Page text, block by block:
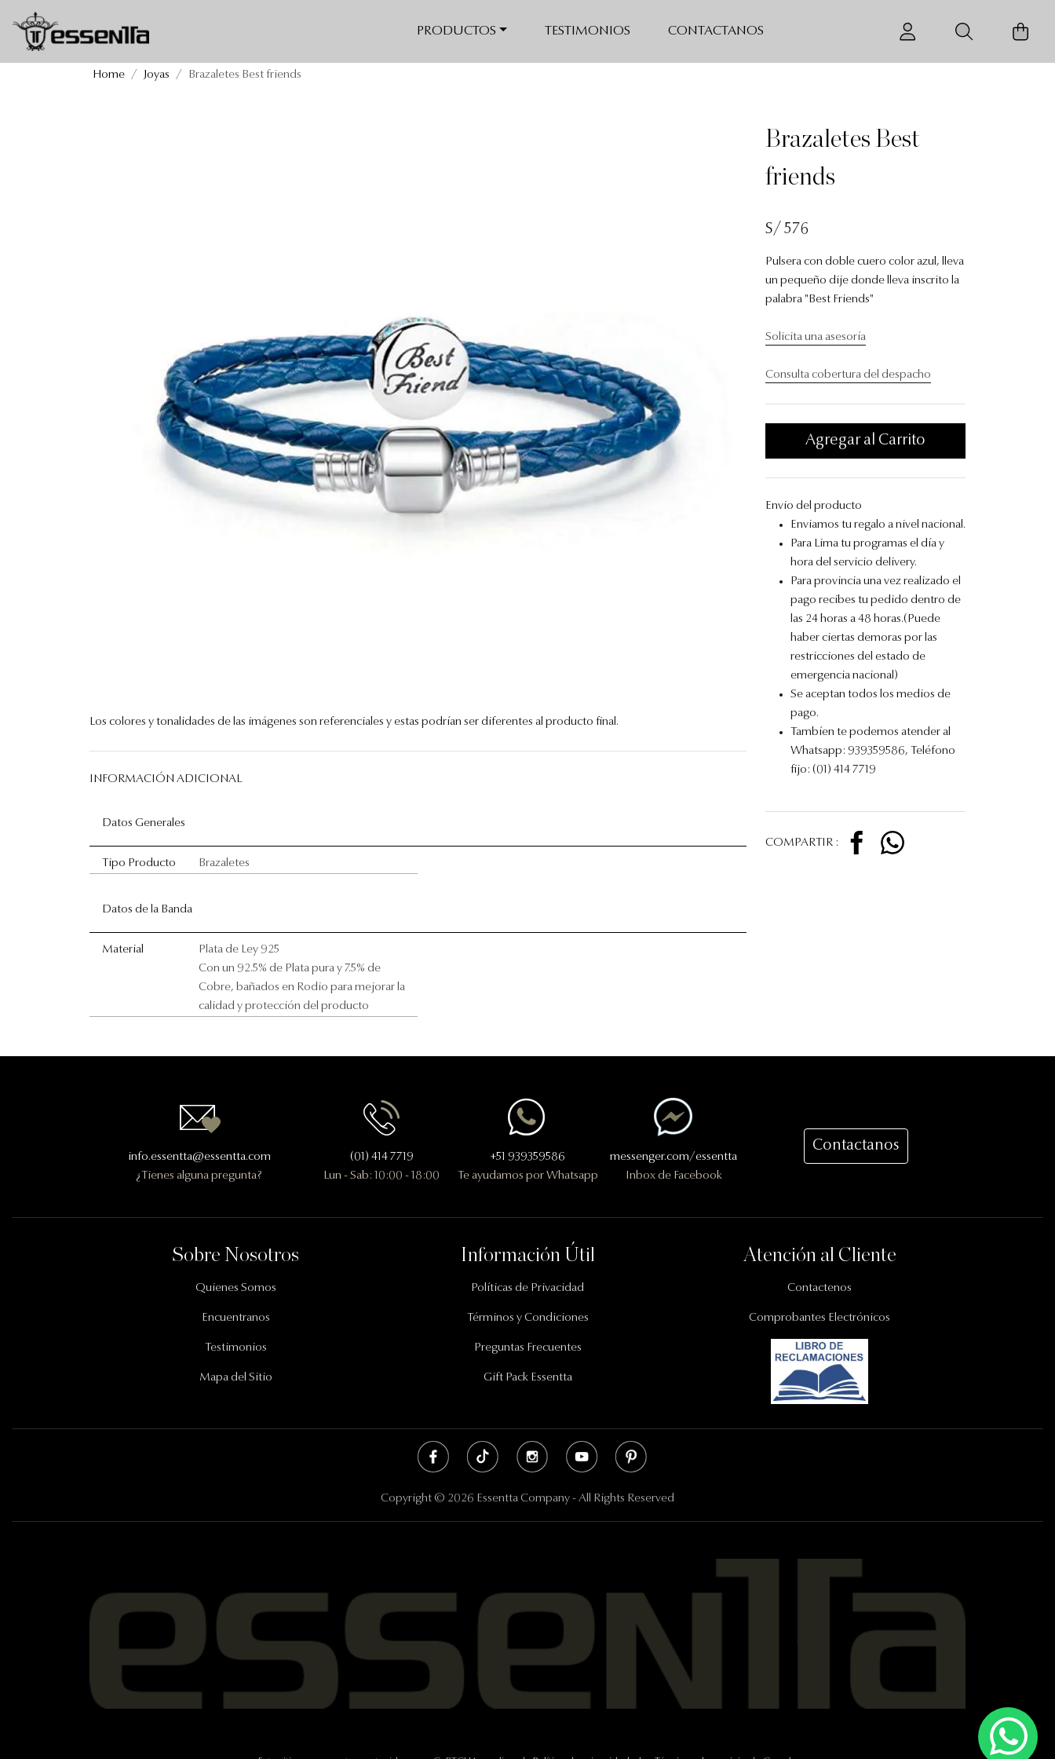
Brazaletes Best friends PRODUCTOS TESTIMONIOS CONTACTANOS
Home Joyas Brazaletes Best friends
Los colores y tonalidades de las imágenes son referenciales y estas podrían ser diferentes al producto final.
INFORMACIÓN ADICIONAL
Datos Generales
Tipo Producto Brazaletes
Datos de la Banda
Material
Plata de Ley 925
Con un 92.5% de Plata pura y 7.5% de
Cobre, bañados en Rodio para mejorar la
calidad y protección del producto
Brazaletes Best
friends
S/ 576
Pulsera con doble cuero color azul, lleva
un pequeño dije donde lleva inscrito la
palabra "Best Friends"
Solicita una asesoría
Consulta cobertura del despacho
Agregar al Carrito
Envio del producto
Enviamos tu regalo a nivel nacional.
Para Lima tu programas el día y
hora del servicio delivery.
Para provincia una vez realizado el
pago recibes tu pedido dentro de
las 24 horas a 48 horas.(Puede
haber ciertas demoras por las
restricciones del estado de
emergencia nacional)
Se aceptan todos los medios de
pago.
Tambíen te podemos atender al
Whatsapp: 939359586, Teléfono
fijo: (01) 414 7719
COMPARTIR :
info.essentta@essentta.com
¿Tienes alguna pregunta?
(01) 414 7719
Lun - Sab: 10:00 - 18:00
+51 939359586
Te ayudamos por Whatsapp
messenger.com/essentta
Inbox de Facebook
Contactanos
Información Importante
Sobre Nosotros
Quienes Somos
Encuentranos
Testimonios
Mapa del Sitio
Información Útil
Políticas de Privacidad
Términos y Condiciones
Preguntas Frecuentes
Gift Pack Essentta
Atención al Cliente
Contactenos
Comprobantes Electrónicos
Copyright © 2026 Essentta Company - All Rights Reserved